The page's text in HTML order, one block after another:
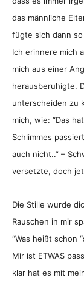
das männliche
fügte sich dann so
Ich erinnere mich
mich aus einer
herausberuhigte.
unterscheiden zu
mich, wie: “Das
Schlimmes
auch nicht..” –
versetzte, doch
Die Stille wurde
Rauschen in mir
“Was heißt schon
Mir ist ETWAS
klar hat es mit